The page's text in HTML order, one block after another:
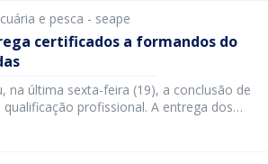
gestão municipal com o fortalecimento
e pesca - seape
certificados a formandos do
na última sexta-feira (19), a conclusão de
profissional. A entrega dos
Pesadas, que contemplou 109 alunos. A